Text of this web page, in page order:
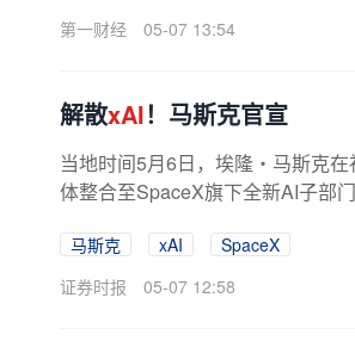
第一财经
05-07 13:54
解散xAI！马斯克官宣
当地时间5月6日，埃隆・马斯克在
体整合至SpaceX旗下全新AI子部
马斯克 xAI
SpaceX
证券时报
05-07 12:58